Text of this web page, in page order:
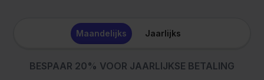
Maandelijks Jaarlijks
BESPAAR 20% VOOR JAARLIJKSE BETALING